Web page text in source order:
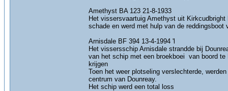
Amethyst BA 123 21-8-1933
Het vissersvaartuig Amethyst uit
schade en werd met hulp van de
Arnisdale BF 394 13-4-1994 'l
Het vissersschip Arnisdale strandde bij
van het schip met een broekboei van boord
krijgen
Toen het weer plotseling verslechterde,
centrum van Dounreay.
Het schip werd een total loss